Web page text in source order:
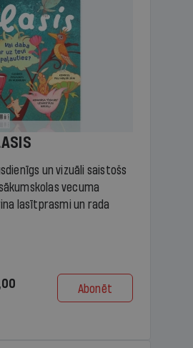
un vizuāli saistošs
vecuma
lasītprasmi un rada
Abonēt